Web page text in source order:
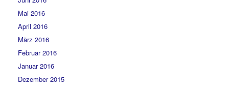
Mai 2016
April 2016
März 2016
Februar 2016
Januar 2016
Dezember 2015